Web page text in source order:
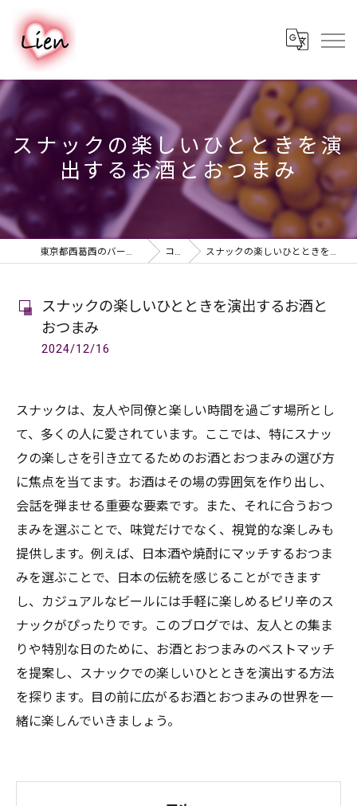
スナックの楽しいひとときを演
出するお酒とおつまみ
東京都西葛西のバーならPUB & BAR Lien コラム スナックの楽しいひとときを演出するお酒とおつまみ
スナックの楽しいひとときを演出するお酒と
おつまみ
2024/12/16
スナックは、友人や同僚と楽しい時間を過ごす場所とし
て、多くの人に愛されています。ここでは、特にスナッ
クの楽しさを引き立てるためのお酒とおつまみの選び方
に焦点を当てます。お酒はその場の雰囲気を作り出し、
会話を弾ませる重要な要素です。また、それに合うおつ
まみを選ぶことで、味覚だけでなく、視覚的な楽しみも
提供します。例えば、日本酒や焼酎にマッチするおつま
みを選ぶことで、日本の伝統を感じることができます
し、カジュアルなビールには手軽に楽しめるピリ辛のス
ナックがぴったりです。このブログでは、友人との集ま
りや特別な日のために、お酒とおつまみのベストマッチ
を提案し、スナックでの楽しいひとときを演出する方法
を探ります。目の前に広がるお酒とおつまみの世界を一
緒に楽しんでいきましょう。